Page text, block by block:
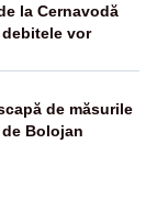
la Cernavodă
vor
de măsurile
Bolojan